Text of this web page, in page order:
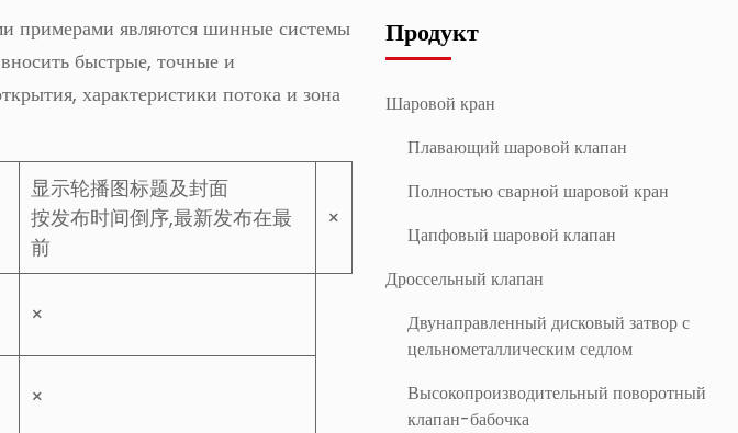
примерами являются шинные системы
быстрые, точные и
характеристики потока и зона
显示轮播图标题及封面
按发布时间倒序,最新发布在最
前
×
×
×
Продукт
Шаровой кран
Плавающий шаровой клапан
Полностью сварной шаровой кран
Цапфовый шаровой клапан
Дроссельный клапан
Двунаправленный дисковый затвор с
цельнометаллическим седлом
Высокопроизводительный поворотный
клапан-бабочка